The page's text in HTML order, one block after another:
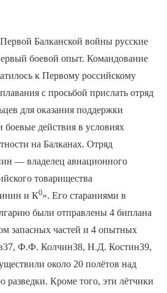
Балканской войны русские
боевой опыт. Командование
к Первому российскому
с просьбой прислать отряд
для оказания поддержки
боевые действия в условиях
на Балканах. Отряд
— владелец авиационного
товарищества
и К0». Его стараниями в
были отправлены 4 биплана
запасных частей и 4 опытных
Ф.Ф. Колчин38, Н.Д. Костин39,
около 20 полётов над
разведки. Кроме того, эти лётчики